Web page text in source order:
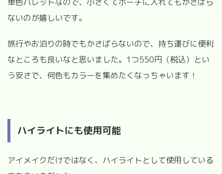
単色パレットなので、小さくてポーチに入れてもかさばら
ないのが嬉しいです。
旅行やお泊りの時でもかさばらないので、持ち運びに便利
なところも良いなと思いました。1つ550円（税込）とい
う安さで、何色もカラーを集めたくなっちゃいます！
ハイライトにも使用可能
アイメイクだけではなく、ハイライトとして使用している